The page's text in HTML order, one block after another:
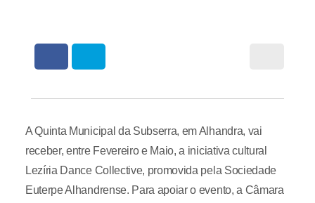
A Quinta Municipal da Subserra, em Alhandra, vai
receber, entre Fevereiro e Maio, a iniciativa cultural
Lezíria Dance Collective, promovida pela Sociedade
Euterpe Alhandrense. Para apoiar o evento, a Câmara